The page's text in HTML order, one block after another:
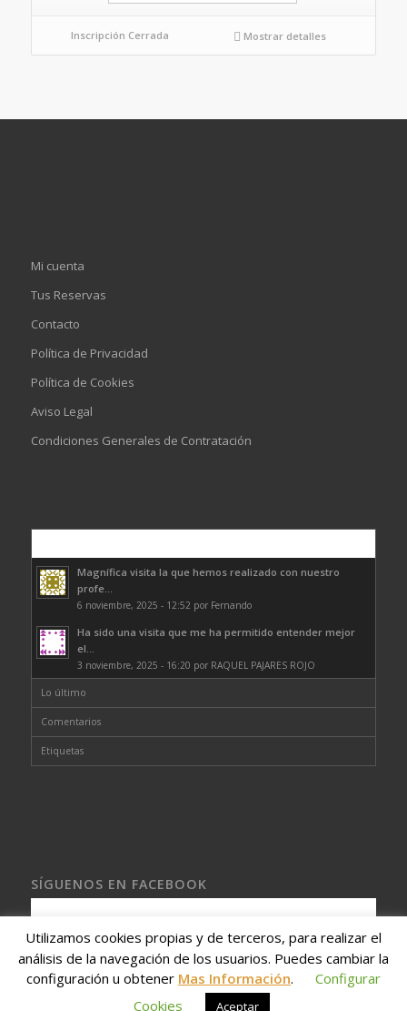
Inscripción Cerrada Mostrar detalles
Mi cuenta
Tus Reservas
Contacto
Política de Privacidad
Política de Cookies
Aviso Legal
Condiciones Generales de Contratación
Magnífica visita la que hemos realizado con nuestro
profe...
6 noviembre, 2025 - 12:52 por Fernando
Ha sido una visita que me ha permitido entender mejor
el...
3 noviembre, 2025 - 16:20 por RAQUEL PAJARES ROJO
Lo último
Comentarios
Etiquetas
SÍGUENOS EN FACEBOOK
Gina Vicente ♟
Utilizamos cookies propias y de terceros, para realizar el
análisis de la navegación de los usuarios. Puedes cambiar la
configuración u obtener Mas Información.
Configurar
Cookies
Aceptar